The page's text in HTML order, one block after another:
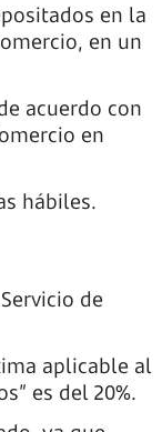
en la
en un
acuerdo con
en
hábiles.
de
aplicable al
es del 20%.